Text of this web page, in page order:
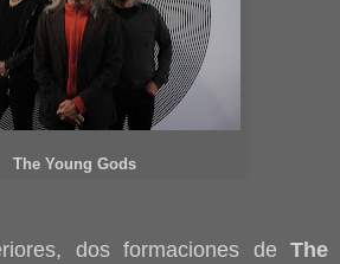
The Young Gods
dos formaciones de The